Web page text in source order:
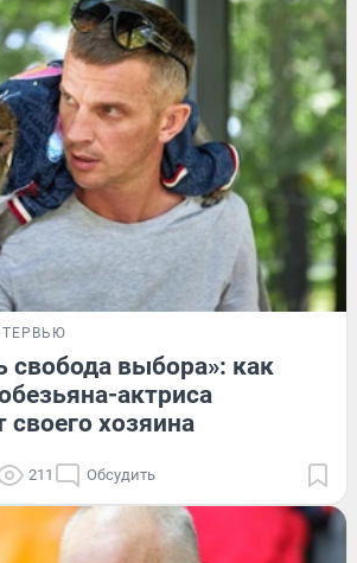
свобода выбора»: как
актриса
своего хозяина
211 Обсудить